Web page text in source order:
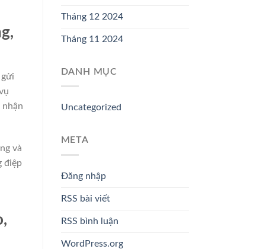
và
điệp
Tháng 12 2024
Tháng 11 2024
DANH MỤC
Uncategorized
META
Đăng nhập
RSS bài viết
RSS bình luận
WordPress.org